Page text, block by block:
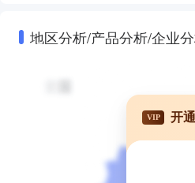
地区分析/产品分析/企业
VIP 开